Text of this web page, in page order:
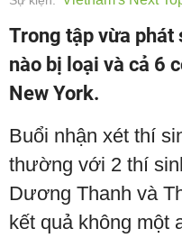
Trong tập vừa phát
nào bị loại và cả 6
New York.
Buổi nhận xét thí
thường với 2 thí
Dương Thanh và
kết quả không một